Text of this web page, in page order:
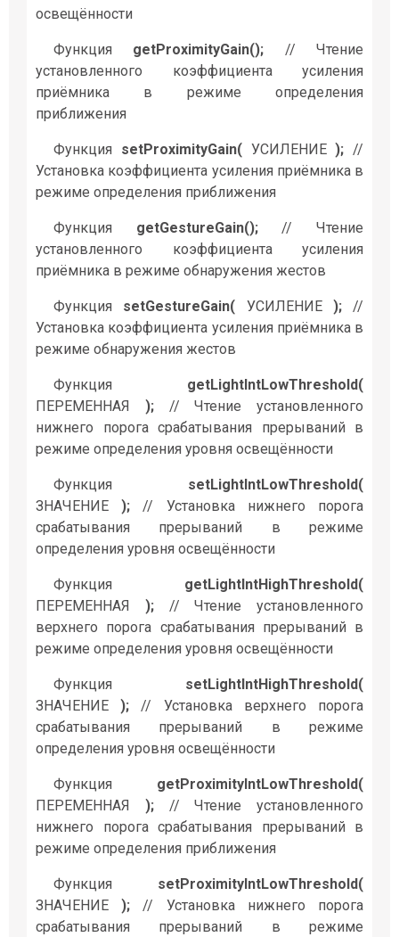
освещённости
Функция getProximityGain(); // Чтение
установленного коэффициента усиления
приёмника в режиме определения
приближения
Функция setProximityGain(УСИЛЕНИЕ ); //
Установка коэффициента усиления приёмника в
режиме определения приближения
Функция getGestureGain();// Чтение
установленного коэффициента усиления
приёмника в режиме обнаружения жестов
Функция setGestureGain( УСИЛЕНИЕ );//
Установка коэффициента усиления приёмника в
режиме обнаружения жестов
Функция getLightIntLowThreshold(
ПЕРЕМЕННАЯ );// Чтение установленного
нижнего порога срабатывания прерываний в
режиме определения уровня освещённости
Функция setLightIntLowThreshold(
ЗНАЧЕНИЕ ); // Установка нижнего порога
срабатывания прерываний в режиме
определения уровня освещённости
Функция getLightIntHighThreshold(
ПЕРЕМЕННАЯ );// Чтение установленного
верхнего порога срабатывания прерываний в
режиме определения уровня освещённости
Функция setLightIntHighThreshold(
ЗНАЧЕНИЕ ); // Установка верхнего порога
срабатывания прерываний в режиме
определения уровня освещённости
Функция getProximityIntLowThreshold(
ПЕРЕМЕННАЯ );// Чтение установленного
нижнего порога срабатывания прерываний в
режиме определения приближения
Функция setProximityIntLowThreshold(
ЗНАЧЕНИЕ ); // Установка нижнего порога
срабатывания прерываний в режиме